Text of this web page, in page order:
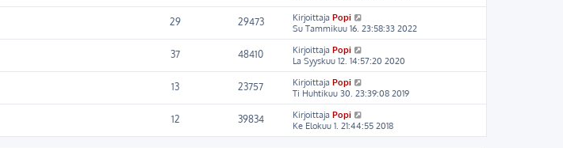
29 29473 Kirjoittaja Popi
Su Tammikuu 16. 23:58:33 2022
37 48410 Kirjoittaja Popi
La Syyskuu 12. 14:57:20 2020
13 23757 Kirjoittaja Popi
Ti Huhtikuu 30. 23:39:08 2019
12 39834 Kirjoittaja Popi
Ke Elokuu 1. 21:44:55 2018